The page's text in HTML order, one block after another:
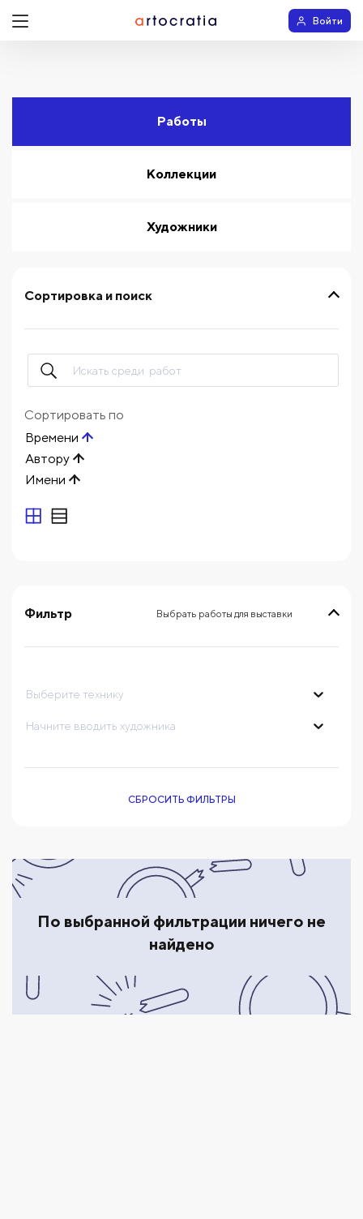
Войти
Работы
Коллекции
Художники
Фильтр Выбрать работы для выставки
выберите технику
Начните вводить художника
СБРОСИТЬ ФИЛЬТРЫ
Сортировка и поиск
Сортировать по
Времени
Автору
Имени
По выбранной фильтрации ничего не
найдено